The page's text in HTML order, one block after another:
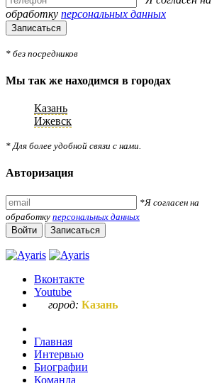
обработку персональных данных
Записаться
* без посредников
Мы так же находимся в городах
Казань
Ижевск
* Для более удобной связи с нами.
Авторизация
*Я согласен на
обработку персональных данных
Войти
Записаться
Вконтакте
Youtube
город: Казань
Главная
Интервью
Биографии
Команда